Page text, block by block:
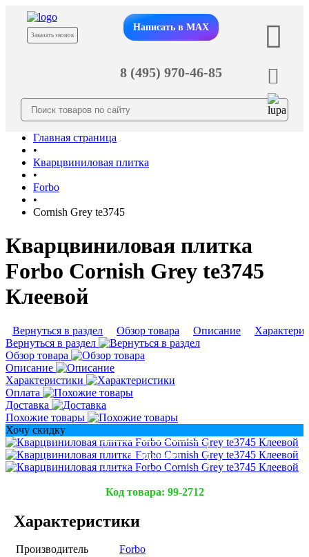
Заказать звонок
Написать в MAX
8 (495) 970-46-85
Главная страница
•
Кварцвиниловая плитка
•
Forbo
•
Cornish Grey te3745
Кварцвиниловая плитка
Forbo Cornish Grey te3745
Клеевой
Вернуться в раздел Обзор товара Описание
Вернуться в раздел
Обзор товара
Описание
Характеристики
Оплата
Доставка
Похожие товары
Хочу скидку
Подробнее
Подробнее
Подробнее
Код товара: 99-2712
Характеристики
Производитель
Forbo